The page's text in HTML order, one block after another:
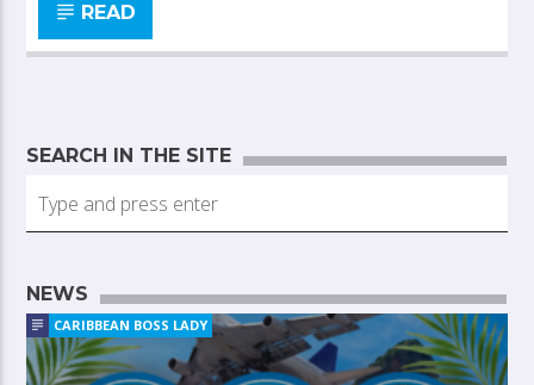
READ
SEARCH IN THE SITE
NEWS
CARIBBEAN BOSS LADY